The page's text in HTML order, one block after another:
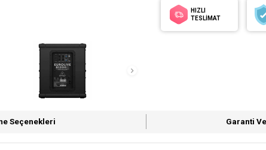
HIZLI
TESLİMAT
Seçenekleri Garanti